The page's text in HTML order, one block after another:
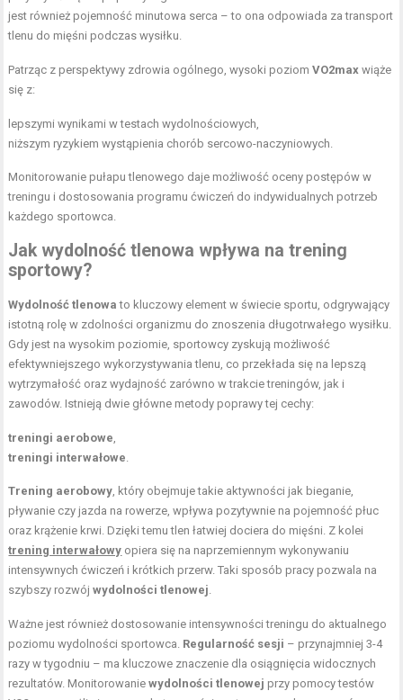
jest również pojemność minutowa serca – to ona odpowiada za transport
tlenu do mięśni podczas wysiłku.
Patrząc z perspektywy zdrowia ogólnego, wysoki poziomVO2max wiąże
się z:
lepszymi wynikami w testach wydolnościowych,
niższym ryzykiem wystąpienia chorób sercowo-naczyniowych.
Monitorowanie pułapu tlenowego daje możliwość oceny postępów w
treningu i dostosowania programu ćwiczeń do indywidualnych potrzeb
każdego sportowca.
Jak wydolność tlenowa wpływa natrening
sportowy?
Wydolność tlenowa to kluczowy element w świecie sportu, odgrywający
istotną rolę w zdolności organizmu do znoszenia długotrwałego wysiłku.
Gdy jest na wysokim poziomie, sportowcy zyskują możliwość
efektywniejszego wykorzystywania tlenu, co przekłada się na lepszą
wytrzymałość oraz wydajność zarówno w trakcie treningów, jak i
zawodów. Istnieją dwie główne metody poprawy tej cechy:
treningi aerobowe,
treningi interwałowe.
Trening aerobowy, który obejmuje takie aktywności jak bieganie,
pływanie czy jazda na rowerze, wpływa pozytywnie na pojemność płuc
oraz krążenie krwi. Dzięki temu tlen łatwiej dociera do mięśni. Z kolei
trening interwałowy opiera się na naprzemiennym wykonywaniu
intensywnych ćwiczeń i krótkich przerw. Taki sposób pracy pozwala na
szybszy rozwójwydolności tlenowej.
Ważne jest również dostosowanie intensywności treningu do aktualnego
poziomu wydolności sportowca. Regularność sesji – przynajmniej 3-4
razy w tygodniu – ma kluczowe znaczenie dla osiągnięcia widocznych
rezultatów. Monitorowaniewydolności tlenowej przy pomocy testów